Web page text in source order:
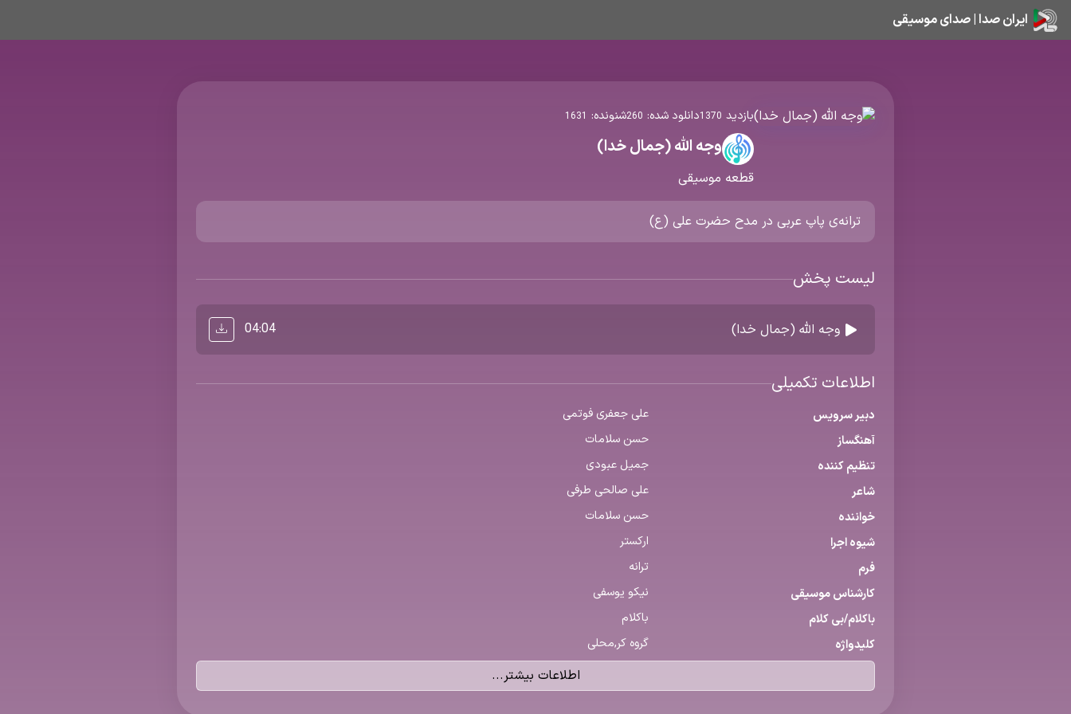
ایران صدا | صدای موسیقی
بازدید 1370دانلود شده: 260شنونده: 1631
وجه الله (جمال خدا)
قطعه موسیقی
ترانه‌ی پاپ عربی در مدح حضرت علی (ع)
لیست پخش
وجه الله (جمال خدا) 04:04
اطلاعات تکمیلی
دبیر سرویس
علی جعفری فوتمی
آهنگساز
حسن سلامات
تنظیم كننده
جمیل عبودی
شاعر
علی صالحی طرفی
خواننده
حسن سلامات
شیوه اجرا
ارکستر
فرم
ترانه
كارشناس موسیقی
نیکو یوسفی
باكلام/بی كلام
باکلام
كلیدواژه
گروه کر,محلی
اطلاعات بیشتر...